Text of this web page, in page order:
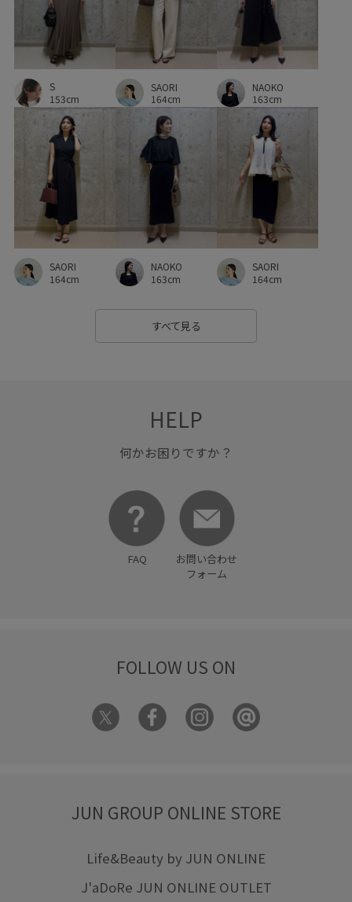
ダウン デイリー使い デニムに合わせる
ナイロン ニット ノースリーブ ハイウエスト
ハイゲージ バックパック バランスが良い
パスケース パンプス フェミニン
ブラウス プリーツスカート ベーシック
ポケットがたくさん ポケット付き ポリウレタン
ポリエステル メッシュ メッシュ素材
モノトーン モード ユニセックス リネン
リネンシャツ リュック ローファー ワイドパンツ
上品 二の腕が隠れる 伸縮性
切り替え 別注アイテム 大人っぽい
羽織としても使える 肌離れが良い
脚長効果 自宅で洗える
軽い着心地 透け感 通勤バッグ
S
153cm
SAORI
164cm
NAOKO
163cm
SAORI
164cm
NAOKO
163cm
SAORI
164cm
すべて見る
HELP
何かお困りですか？
FAQ
お問い合わせ
フォーム
FOLLOW US ON
JUN GROUP ONLINE STORE
Life&Beauty by JUN ONLINE
J'aDoRe JUN ONLINE OUTLET